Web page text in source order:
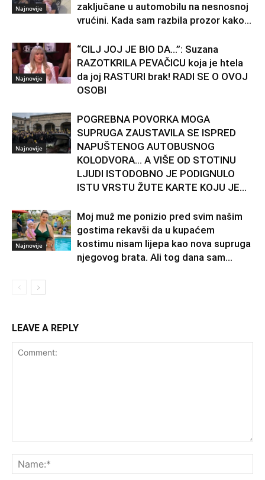
Najnovije
zaključane u automobilu na nesnosnoj
vrućini. Kada sam razbila prozor kako...
Najnovije
“CILJ JOJ JE BIO DA…”: Suzana
RAZOTKRILA PEVAČICU koja je htela
da joj RASTURI brak! RADI SE O OVOJ
OSOBI
Najnovije
POGREBNA POVORKA MOGA
SUPRUGA ZAUSTAVILA SE ISPRED
NAPUŠTENOG AUTOBUSNOG
KOLODVORA… A VIŠE OD STOTINU
LJUDI ISTODOBNO JE PODIGNULO
ISTU VRSTU ŽUTE KARTE KOJU JE...
Najnovije
Moj muž me ponizio pred svim našim
gostima rekavši da u kupaćem
kostimu nisam lijepa kao nova supruga
njegovog brata. Ali tog dana sam...
LEAVE A REPLY